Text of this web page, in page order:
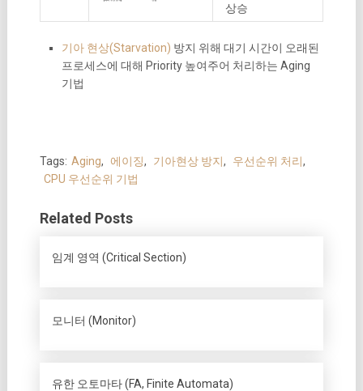
상승
기아 현상(Starvation) 방지 위해 대기 시간이 오래된
프로세스에 대해 Priority 높여주어 처리하는 Aging
기법
Tags: Aging, 에이징, 기아현상 방지, 우선순위 처리,
CPU 우선순위 기법
Related Posts
임계 영역 (Critical Section)
모니터 (Monitor)
유한 오토마타 (FA, Finite Automata)